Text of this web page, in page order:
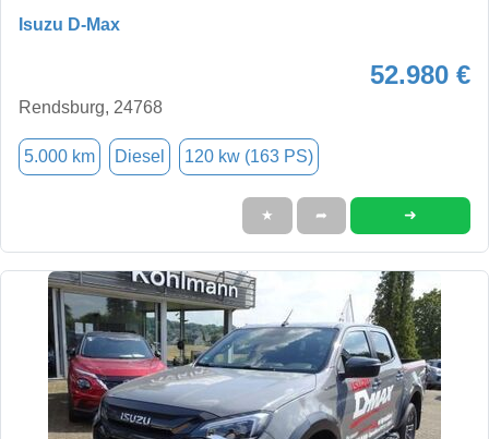
Isuzu D-Max
52.980 €
Rendsburg, 24768
5.000 km Diesel 120 kw (163 PS)
★ ➦ ➜